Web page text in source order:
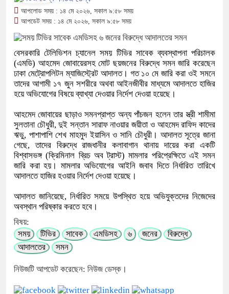
আপলোড সময় : ১৪ মে ২০২৬, সকাল ৯:৫৮ সময়
আপডেট সময় : ১৪ মে ২০২৬, সকাল ৯:৫৮ সময়
বেসরকারি টেলিভিশন চ্যানেল সময় টিভির সাবেক ব্যবস্থাপনা পরিচালক
(এমডি) আহমেদ জোবায়েরসহ মোট ছয়জনের বিরুদ্ধে সমন জারি করেছেন
ঢাকা মেট্রোপলিটন ম্যাজিস্ট্রেট আদালত। গত ১০ মে জারি করা ওই সমনে
তাদের আগামী ১৭ জুন সশরীরে অথবা আইনজীবীর মাধ্যমে আদালতে হাজির
হয়ে অভিযোগের বিষয়ে ব্যাখ্যা দেওয়ার নির্দেশ দেওয়া হয়েছে।
আহমেদ জোবায়ের ছাড়াও সমনপ্রাপ্ত অন্য পাঁচজন হলেন তার স্ত্রী শামীমা
সুলতানা চৌধুরী, দুই সন্তান সারাফ নাওয়ার জয়ীতা ও আহমেদ রাফিদ কাদের
ঋভু, পাশাপাশি শেখ মাহমুদ ইয়াসিন ও সানি চৌধুরী। আদালত সূত্রে জানা
গেছে, তাদের বিরুদ্ধে রাজধানীর কলাবাগান থানায় দায়ের করা একটি
বিশ্বাসভঙ্গ (ক্রিমিনাল ব্রিচ অব ট্রাস্ট) মামলার পরিপ্রেক্ষিতে এই সমন
জারি করা হয়। মামলার অভিযোগের আইনি জবাব দিতে নির্ধারিত তারিখে
আদালতে হাজির হওয়ার নির্দেশ দেওয়া হয়েছে।
আদালত জানিয়েছে, নির্ধারিত সময়ে উপস্থিত হয়ে অভিযুক্তদের নিজেদের
অবস্থান পরিষ্কার করতে হবে।
বিষয়:
সময়
টিভির সাবেক এমডিসহ ৬ জনের
বিরুদ্ধে
আদালতের
সমন
নিউজটি আপডেট করেছেন: নিউজ ডেস্ক।